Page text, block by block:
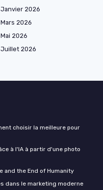
Janvier 2026
Mars 2026
Mai 2026
Juillet 2026
choisir la meilleure pour
à l'IA à partir d'une photo
and the End of Humanity
dans le marketing moderne